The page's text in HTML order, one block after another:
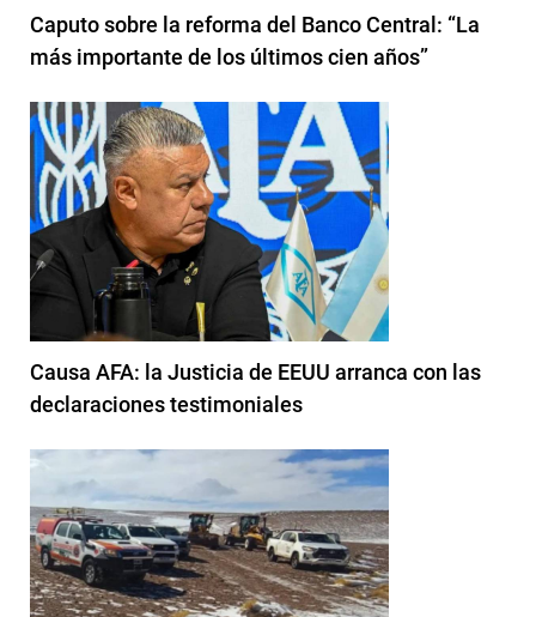
Caputo sobre la reforma del Banco Central: “La
más importante de los últimos cien años”
Causa AFA: la Justicia de EEUU arranca con las
declaraciones testimoniales